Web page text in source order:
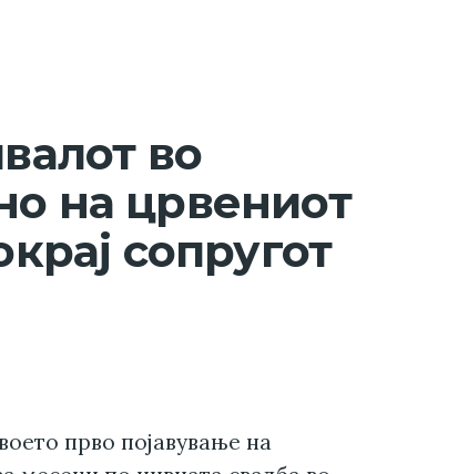
во
на црвениот
сопругот
прво појавување на